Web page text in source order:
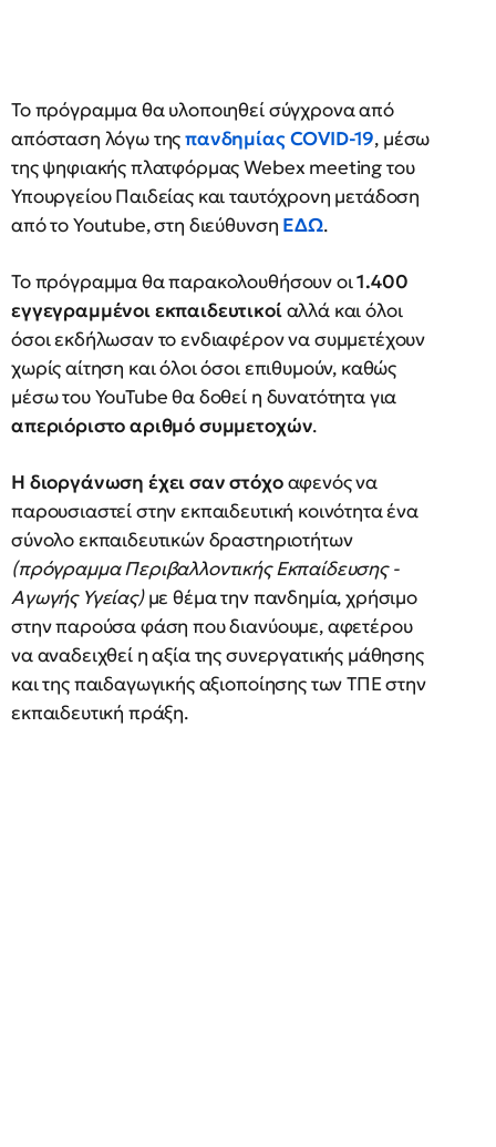
Το πρόγραμμα θα υλοποιηθεί σύγχρονα από
απόσταση λόγω τηςπανδημίας COVID-19, μέσω
της ψηφιακής πλατφόρμας Webex meeting του
Υπουργείου Παιδείας και ταυτόχρονη μετάδοση
από το Youtube, στη διεύθυνση ΕΔΩ.
Το πρόγραμμα θα παρακολουθήσουν οι1.400
εγγεγραμμένοι εκπαιδευτικοίαλλά και όλοι
όσοι εκδήλωσαν το ενδιαφέρον να συμμετέχουν
χωρίς αίτηση και όλοι όσοι επιθυμούν, καθώς
μέσω του YouTube θα δοθεί η δυνατότητα για
απεριόριστο αριθμό συμμετοχών.
Η διοργάνωση έχει σαν στόχοαφενός να
παρουσιαστεί στην εκπαιδευτική κοινότητα ένα
σύνολο εκπαιδευτικών δραστηριοτήτων
(πρόγραμμα Περιβαλλοντικής Εκπαίδευσης -
Αγωγής Υγείας)με θέμα την πανδημία, χρήσιμο
στην παρούσα φάση που διανύουμε, αφετέρου
να αναδειχθεί η αξία της συνεργατικής μάθησης
και της παιδαγωγικής αξιοποίησης των ΤΠΕ στην
εκπαιδευτική πράξη.